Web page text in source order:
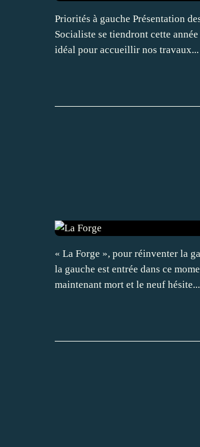
Priorités à gauche Présentation
Socialiste se tiendront cette
idéal pour accueillir nos travaux...
« La Forge », pour réinventer la
la gauche est entrée dans ce
maintenant mort et le neuf hésite...